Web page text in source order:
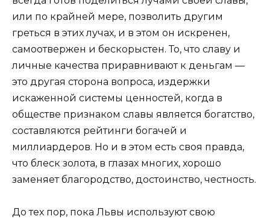
или по крайней мере, позволить другим
греться в этих лучах, и в этом он искренен,
самоотвержен и бескорыстен. То, что славу и
личные качества приравнивают к деньгам —
это другая сторона вопроса, издержки
искаженной системы ценностей, когда в
обществе признаком славы является богатство,
составляются рейтинги богачей и
миллиардеров. Но и в этом есть своя правда,
что блеск золота, в глазах многих, хорошо
заменяет благородство, достоинство, честность.
До тех пор, пока Львы используют свою